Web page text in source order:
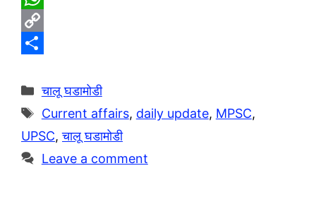
e
g
r
a
m
W
h
t
s
A
p
C
p
y
L
i
h
a
r
e
Categories
चालू घडामोडी
Tags
Current affairs, daily update, MPSC,
UPSC,चालू घडामोडी
Leave a comment